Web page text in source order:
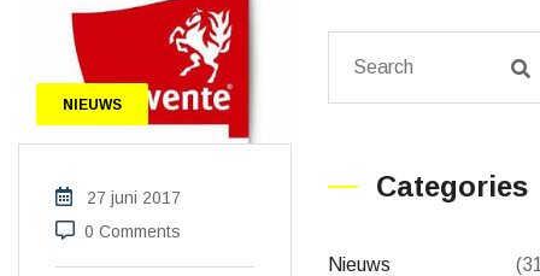
NIEUWS
27 juni 2017
0 Comments
Categories
Nieuws